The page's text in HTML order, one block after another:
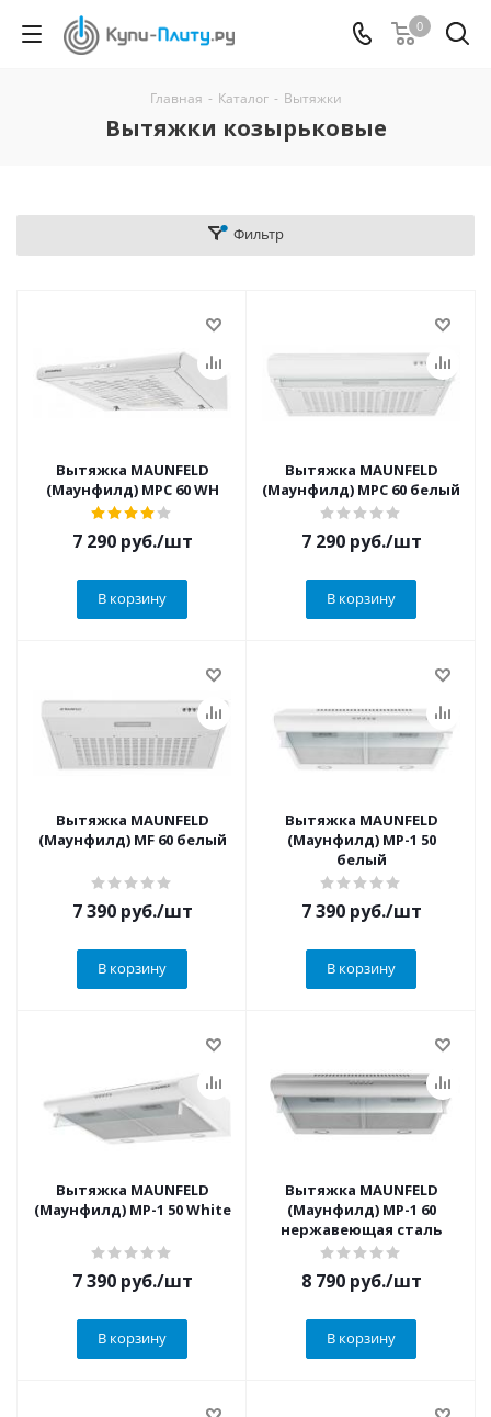
0
Главная - Каталог - Вытяжки
Вытяжки козырьковые
Фильтр
Вытяжка MAUNFELD
(Маунфилд) MPC 60 WH
7 290руб./шт
В корзину
Вытяжка MAUNFELD
(Маунфилд) MPC 60 белый
7 290руб./шт
В корзину
Вытяжка MAUNFELD
(Маунфилд) MF 60 белый
7 390руб./шт
В корзину
Вытяжка MAUNFELD
(Маунфилд) MP-1 50
белый
7 390руб./шт
В корзину
Вытяжка MAUNFELD
(Маунфилд) MP-1 50 White
7 390руб./шт
В корзину
Вытяжка MAUNFELD
(Маунфилд) MP-1 60
нержавеющая сталь
8 790руб./шт
В корзину